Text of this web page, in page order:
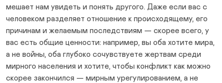
мешает нам увидеть и понять другого. Даже если вас с
человеком разделяет отношение к происходящему, его
причинам и желаемым последствиям — скорее всего, у
вас есть общие ценности: например, вы оба хотите мира,
а не войны, оба глубоко сочувствуете жертвам среди
мирного населения и хотите, чтобы конфликт как можно
скорее закончился — мирным урегулированием, а не